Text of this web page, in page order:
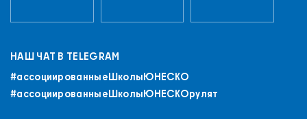
НАШ ЧАТ В TELEGRAM
#ассоциированныеШколыЮНЕСКO
#ассоциированныеШколыЮНЕСКОрулят